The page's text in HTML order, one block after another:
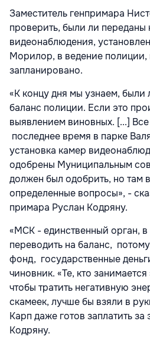
Заместитель генпримара
проверить, были ли переданы
видеонаблюдения,
Морилор, в ведение полиции,
запланировано.
«К концу дня мы узнаем, были
баланс полиции. Если это
выявлением виновных. [...]
последнее время в парке
установка камер
одобрены Муниципальным
должен был одобрить, но там
определенные вопросы», -
примара Руслан Кодряну.
«МСК - единственный орган,
переводить на баланс,
фонд, государственные
чиновник. «Те, кто
чтобы тратить негативную
скамеек, лучше бы взяли в
Карп даже готов заплатить
Кодряну.